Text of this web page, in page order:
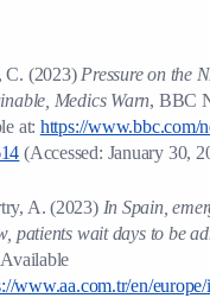
C. (2023) Pressure on the
Medics Warn, BBC
at: https://www.bbc.com/
(Accessed: January 30,
A. (2023) In Spain,
patients wait days to be
www.aa.com.tr/en/